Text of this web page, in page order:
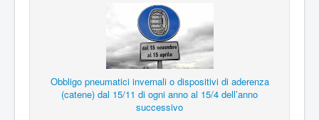
Obbligo pneumatici invernali o dispositivi di aderenza
(catene) dal 15/11 di ogni anno al 15/4 dell’anno
successivo